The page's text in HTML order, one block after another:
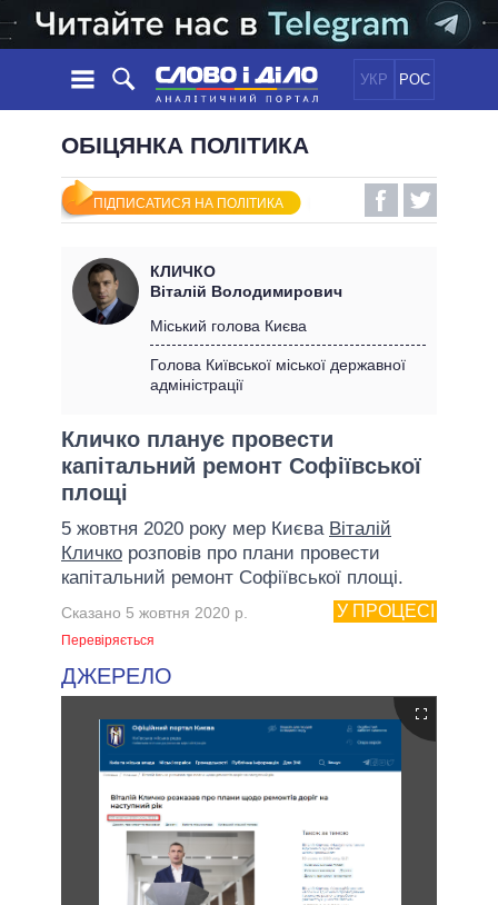
УКР РОС
НОВИНИ
СТРІЧКА
ПОДІЇ
СТАТТІ
ДУМКИ
ОГЛЯДИ
ДАЙДЖЕСТИ
ПОЛІТИКА
ЕКОНОМІКА
СВІТ
ОБIЦЯНКИ
УСІ ПОЛІТИКИ
ПРЕЗИДЕНТ І ОФІС
КАБІНЕТ МІНІСТРІВ
МЕРИ МІСТ
ВСІ ПЕРСОНИ
ІНФОГРАФІКА
ВІДЕО
ПІДТРИМАТИ
ПОРІВНЯННЯ ПОЛІТИКІВ
ОБІЦЯНКА ПОЛІТИКА
ПІДПИСАТИСЯ НА ПОЛІТИКА
КЛИЧКО
Віталій Володимирович
Міський голова Києва
Голова Київської міської державної
адміністрації
Кличко планує провести
капітальний ремонт Софіївської
площі
5 жовтня 2020 року мер Києва Віталій
Кличко розповів про плани провести
капітальний ремонт Софіївської площі.
У ПРОЦЕСІ
Сказано 5 жовтня 2020 р.
Перевіряється
ДЖЕРЕЛО